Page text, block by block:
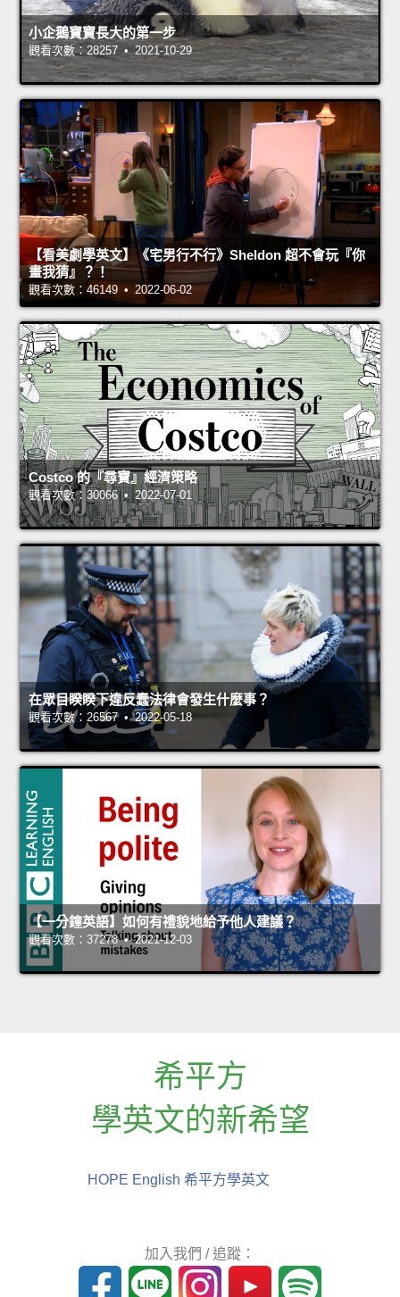
小企鵝寶寶長大的第一步
觀看次數：28257 • 2021-10-29
【看美劇學英文】《宅男行不行》Sheldon 超不會玩『你
畫我猜』？！
觀看次數：46149 • 2022-06-02
Costco 的『尋寶』經濟策略
觀看次數：30066 • 2022-07-01
在眾目睽睽下違反蠢法律會發生什麼事？
觀看次數：26567 • 2022-05-18
【一分鐘英語】如何有禮貌地給予他人建議？
觀看次數：37278 • 2021-12-03
希平方
學英文的新希望
HOPE English 希平方學英文
加入我們 / 追蹤：